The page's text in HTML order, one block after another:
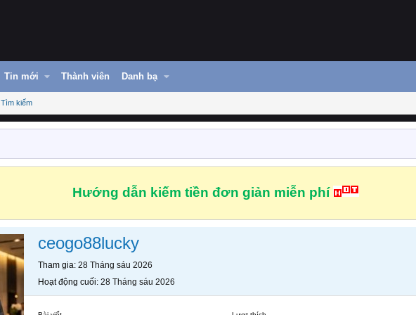
Tin mới Thành viên Danh bạ
Tìm kiếm
Hướng dẫn kiếm tiền đơn giản miễn phí
ceogo88lucky
Tham gia 28 Tháng sáu 2026
Hoạt động cuối 28 Tháng sáu 2026